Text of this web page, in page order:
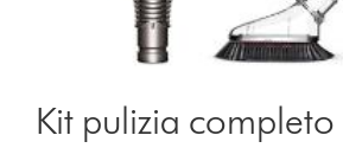
Kit pulizia completo